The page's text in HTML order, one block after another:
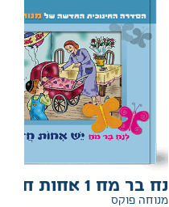
נח בר מח 1 אחות חדשה
מנוחה פוקס